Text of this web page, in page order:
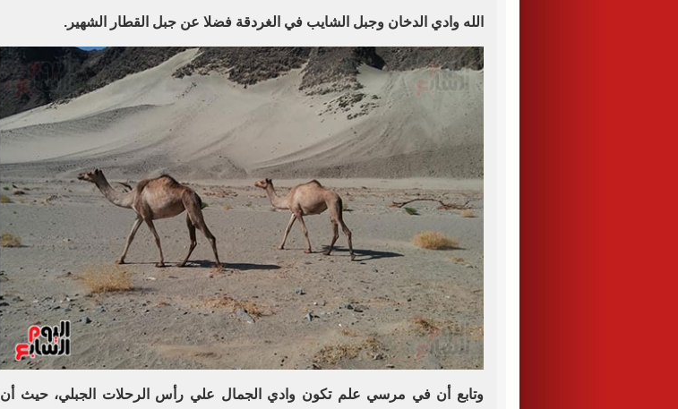
الله وادي الدخان وجبل الشايب في الغردقة فضلا عن جبل القطار الشهير .
وتابع أن في مرسي علم تكون وادي الجمال علي رأس الرحلات الجبلي، حيث أن